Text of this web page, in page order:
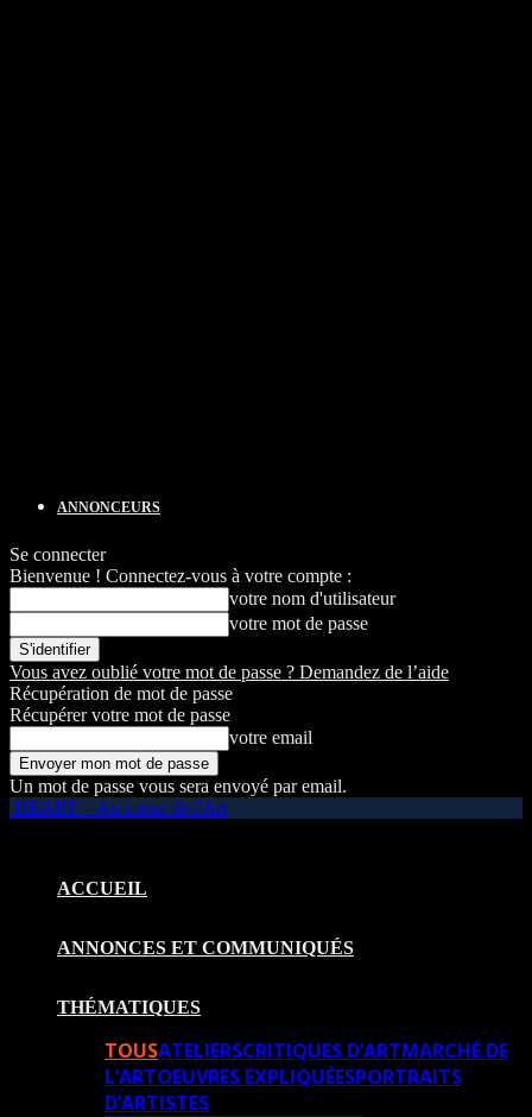
ANNONCEURS
Se connecter
Bienvenue ! Connectez-vous à votre compte :
votre nom d'utilisateur
votre mot de passe
Vous avez oublié votre mot de passe ? Demandez de l’aide
Récupération de mot de passe
Récupérer votre mot de passe
votre email
Un mot de passe vous sera envoyé par email.
HEART – Au coeur de l'Art
ACCUEIL
ANNONCES ET COMMUNIQUÉS
THÉMATIQUES
TOUSATELIERSCRITIQUES D’ARTMARCHÉ DE
L’ARTOEUVRES EXPLIQUÉESPORTRAITS
D’ARTISTES